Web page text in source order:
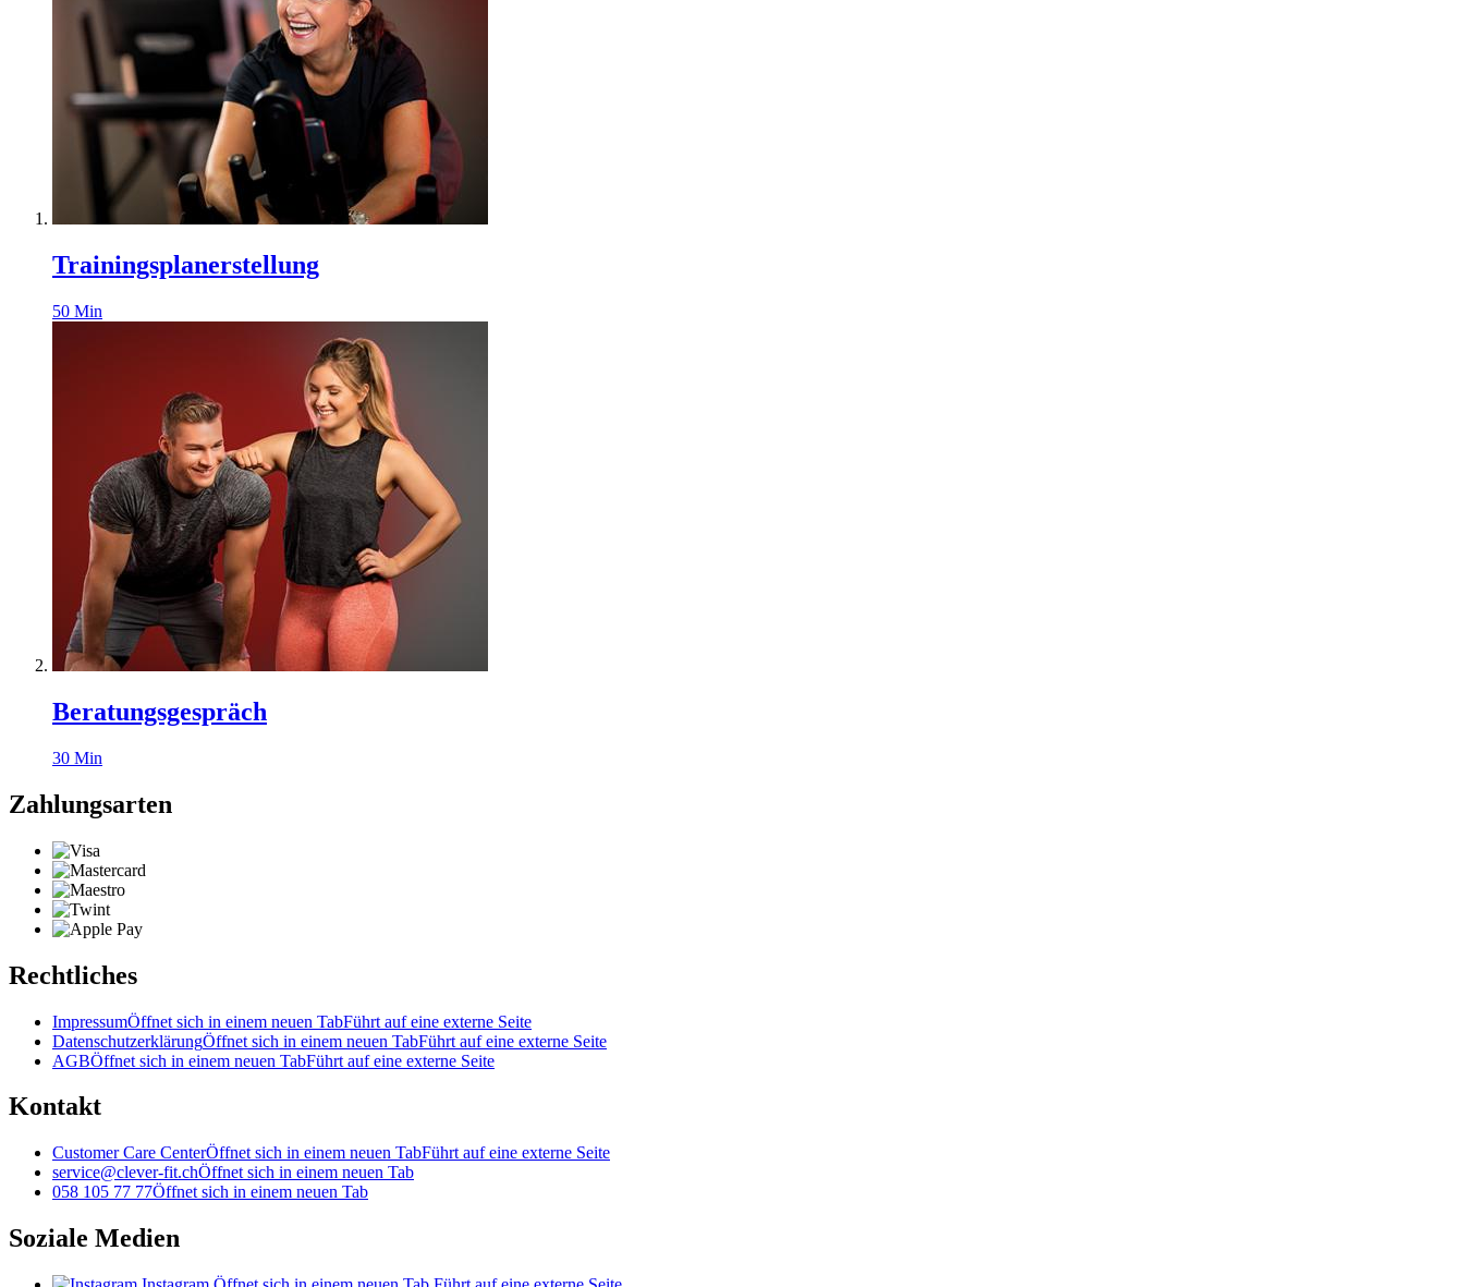
Trainingsplanerstellung
50 Min
Beratungsgespräch
30 Min
Zahlungsarten
Rechtliches
ImpressumÖffnet sich in einem neuen TabFührt auf eine externe Seite
DatenschutzerklärungÖffnet sich in einem neuen TabFührt auf eine externe Seite
AGBÖffnet sich in einem neuen TabFührt auf eine externe Seite
Kontakt
Customer Care CenterÖffnet sich in einem neuen TabFührt auf eine externe Seite
service@clever-fit.chÖffnet sich in einem neuen Tab
058 105 77 77Öffnet sich in einem neuen Tab
Soziale Medien